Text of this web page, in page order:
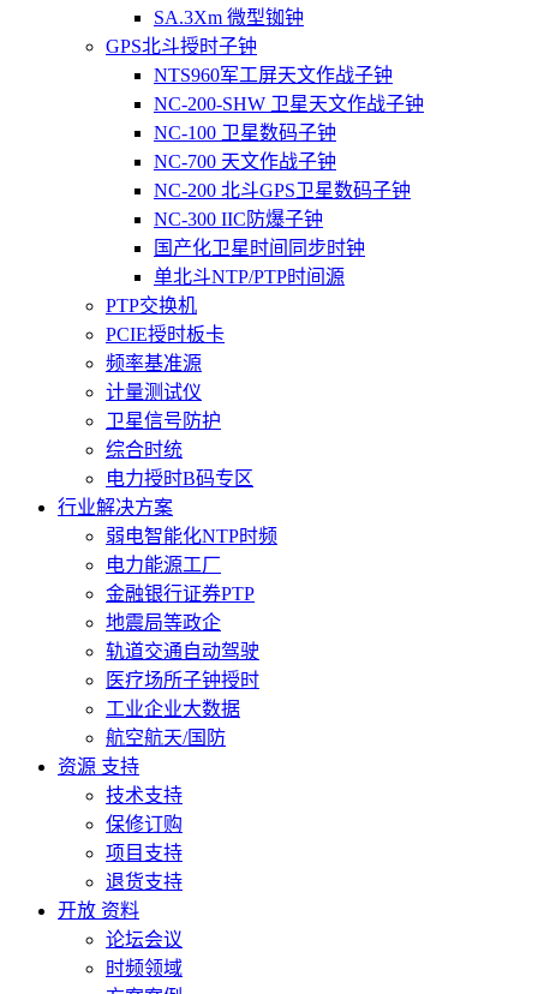
SA.3Xm 微型铷钟
GPS北斗授时子钟
NTS960军工屏天文作战子钟
NC-200-SHW 卫星天文作战子钟
NC-100 卫星数码子钟
NC-700 天文作战子钟
NC-200 北斗GPS卫星数码子钟
NC-300 IIC防爆子钟
国产化卫星时间同步时钟
单北斗NTP/PTP时间源
PTP交换机
PCIE授时板卡
频率基准源
计量测试仪
卫星信号防护
综合时统
电力授时B码专区
行业解决方案
弱电智能化NTP时频
电力能源工厂
金融银行证券PTP
地震局等政企
轨道交通自动驾驶
医疗场所子钟授时
工业企业大数据
航空航天/国防
资源 支持
技术支持
保修订购
项目支持
退货支持
开放 资料
论坛会议
时频领域